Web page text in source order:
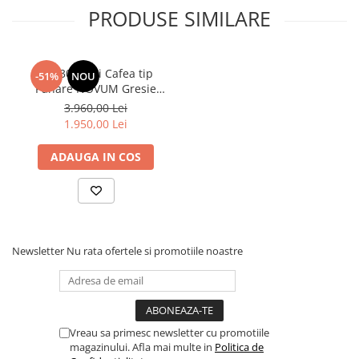
PRODUSE SIMILARE
-51% NOU
Set 30 Cesti Cafea tip
Pahare NOVUM Gresie
Glazurata, Diferite Marimi
si Culori de Glazuri
3.960,00 Lei
1.950,00 Lei
ADAUGA IN COS
Newsletter Nu rata ofertele si promotiile noastre
Vreau sa primesc newsletter cu promotiile
magazinului. Afla mai multe in Politica de